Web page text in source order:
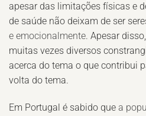
apesar das limitações físicas e
de saúde não deixam de ser
e emocionalmente. Apesar
muitas vezes diversos
acerca do tema o que contribui
volta do tema.
Em Portugal é sabido que a